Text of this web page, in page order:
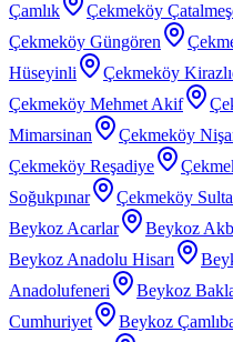
Çamlık
Çekmeköy
Çekmeköy Güngören
Hüseyinli
Çekmeköy
Çekmeköy Mehmet Akif
Mimarsinan
Çekmeköy
Çekmeköy Reşadiye
Soğukpınar
Çekmeköy
Beykoz Acarlar
Beykoz
Beykoz Anadolu Hisarı
Anadolufeneri
Beykoz
Cumhuriyet
Beykoz